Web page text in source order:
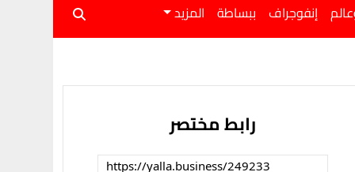
إنفوجراف ببساطة المزيد
رابط مختصر